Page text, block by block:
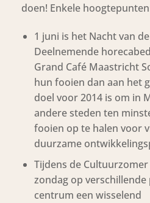
doen! Enkele
1 juni is het Nacht van
Deelnemende
Grand Café Maastricht
hun fooien dan aan het
doel voor 2014 is om in
andere steden ten
fooien op te halen voor
duurzame
Tijdens de
zondag op
centrum een wisselend